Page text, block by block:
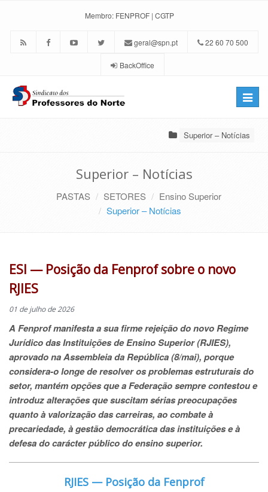
Membro: FENPROF | CGTP
geral@spn.pt 22 60 70 500
BackOffice
Toggle
Superior – Notícias
Superior – Notícias
PASTAS SETORES
Ensino Superior
Superior – Notícias
ESI — Posição da Fenprof sobre o novo
RJIES
01 de julho de 2026
A Fenprof manifesta a sua firme rejeição do novo Regime
Jurídico das Instituições de Ensino Superior (RJIES),
aprovado na Assembleia da República (8/mai), porque
considera-o longe de resolver os problemas estruturais do
setor, mantém opções que a Federação sempre contestou e
introduz alterações que suscitam sérias preocupações
quanto à valorização das carreiras, ao combate à
precariedade, à gestão democrática das instituições e à
defesa do carácter público do ensino superior.
RJIES — Posição da Fenprof